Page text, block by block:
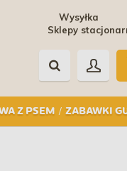
Wysyłka
Sklepy
Z PSEM / ZABAWKI